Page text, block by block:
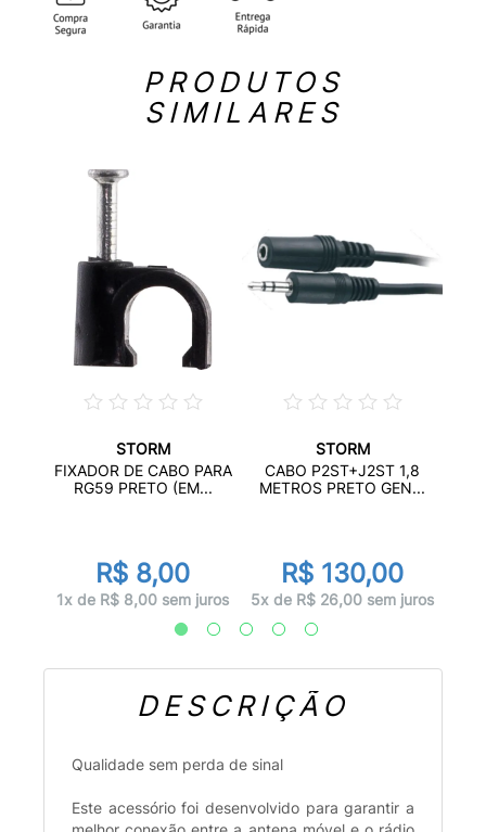
PRODUTOS
SIMILARES
STORM
FIXADOR DE CABO PARA
RG59 PRETO (EM...
R$ 8,00
1x de R$ 8,00 sem juros
STORM
CABO P2ST+J2ST 1,8
METROS PRETO GEN...
R$ 130,00
5x de R$ 26,00 sem juros
DESCRIÇÃO
Qualidade sem perda de sinal
Este acessório foi desenvolvido para garantir a